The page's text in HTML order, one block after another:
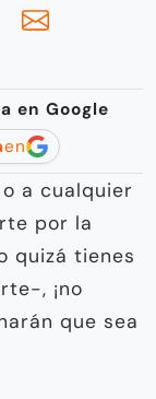
en Google
en
a cualquier
por la
quizá tienes
, ¡no
que sea